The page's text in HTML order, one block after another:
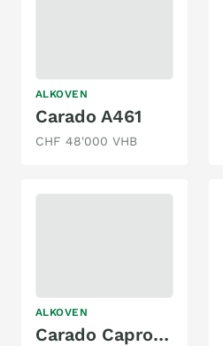
ALKOVEN
Carado A461
CHF 48'000 VHB
ALKOVEN
Carado Capron A461